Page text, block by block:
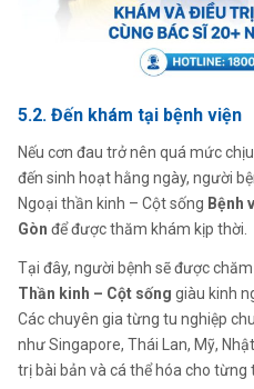
5.2. Đến khám tại bệnh viện
Nếu cơn đau trở nên quá mức
đến sinh hoạt hằng ngày, người
Ngoại thần kinh – Cột sống Bệnh
Gòn để được thăm khám kịp thời.
Tại đây, người bệnh sẽ được
Thần kinh – Cột sống giàu kinh
Các chuyên gia từng tu nghiệp
như Singapore, Thái Lan, Mỹ,
trị bài bản và cá thể hóa cho từng